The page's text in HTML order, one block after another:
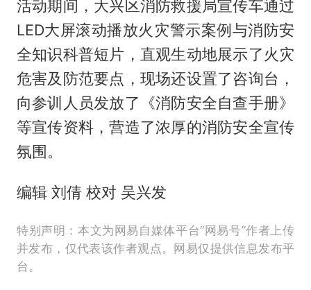
活动期间，大兴区消防救援局宣传车通过
LED大屏滚动播放火灾警示案例与消防安
全知识科普短片，直观生动地展示了火灾
危害及防范要点，现场还设置了咨询台，
向参训人员发放了《消防安全自查手册》
等宣传资料，营造了浓厚的消防安全宣传
氛围。
编辑 刘倩 校对 吴兴发
特别声明：本文为网易自媒体平台“网易号”作者上传
并发布，仅代表该作者观点。网易仅提供信息发布平
台。